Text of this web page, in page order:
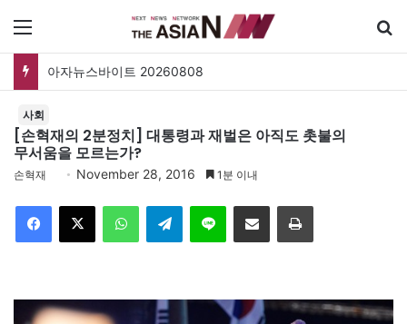
아자뉴스바이트 20260808
사회
[손혁재의 2분정치] 대통령과 재벌은 아직도 촛불의
무서움을 모르는가?
손혁재 November 28, 2016 1분 이내
Telegram 이메일